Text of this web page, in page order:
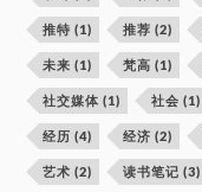
推特 (1) 推荐 (2)
未来 (1) 梵高 (1)
社交媒体 (1) 社会 (1)
经历 (4) 经济 (2)
艺术 (2) 读书笔记 (3)